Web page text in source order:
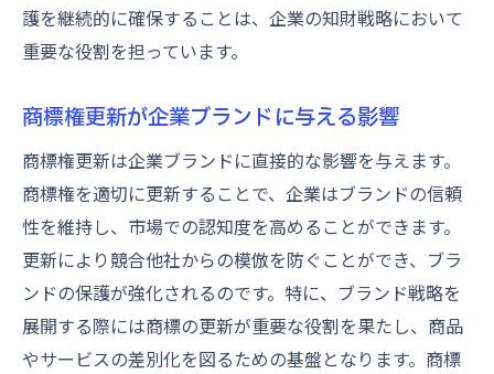
商標権を守るための更新申請手続きのポイント
商標権を永続的に守るための基本戦略
商標権の維持に必要な追加措置とは
商標侵害を防ぐための定期的なチェック
商標更新後に行うべきブランド管理
専門家に相談するタイミングとその利点
商標更新申請の成功例に学ぶブランド保護法
成功事例から学ぶ商標更新の秘訣
商標更新における成功企業の共通点
護を継続的に確保することは、企業の知財戦略において
重要な役割を担っています。
商標権更新が企業ブランドに与える影響
商標権更新は企業ブランドに直接的な影響を与えます。
商標権を適切に更新することで、企業はブランドの信頼
性を維持し、市場での認知度を高めることができます。
更新により競合他社からの模倣を防ぐことができ、ブラ
ンドの保護が強化されるのです。特に、ブランド戦略を
展開する際には商標の更新が重要な役割を果たし、商品
やサービスの差別化を図るための基盤となります。商標